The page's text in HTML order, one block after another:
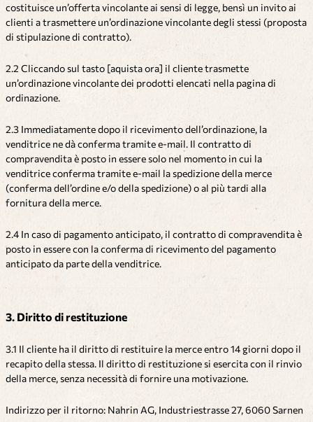
costituisce un’offerta vincolante ai sensi di legge, bensì un invito ai
clienti a trasmettere un’ordinazione vincolante degli stessi (proposta
di stipulazione di contratto).
2.2 Cliccando sul tasto [aquista ora] il cliente trasmette
un’ordinazione vincolante dei prodotti elencati nella pagina di
ordinazione.
2.3 Immediatamente dopo il ricevimento dell’ordinazione, la
venditrice ne dà conferma tramite e-mail. Il contratto di
compravendita è posto in essere solo nel momento in cui la
venditrice conferma tramite e-mail la spedizione della merce
(conferma dell’ordine e/o della spedizione) o al più tardi alla
fornitura della merce.
2.4 In caso di pagamento anticipato, il contratto di compravendita è
posto in essere con la conferma di ricevimento del pagamento
anticipato da parte della venditrice.
3. Diritto di restituzione
3.1 Il cliente ha il diritto di restituire la merce entro 14 giorni dopo il
recapito della stessa. Il diritto di restituzione si esercita con il rinvio
della merce, senza necessità di fornire una motivazione.
Indirizzo per il ritorno: Nahrin AG, Industriestrasse 27, 6060 Sarnen